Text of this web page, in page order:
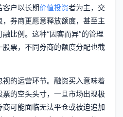
户以长期价值投资者为主，交
券商更愿意释放额度，甚至主
比例。这种“因客而异”的管理
票，不同券商的额度分配也截
的运营环节。融资买入意味着
的空头头寸，一旦市场出现极
可能面临无法平仓或被迫追加